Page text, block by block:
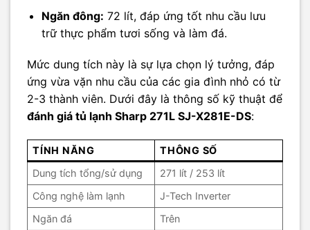
Ngăn đông: 72 lít, đáp ứng tốt nhu cầu lưu
trữ thực phẩm tươi sống và làm đá.
Mức dung tích này là sự lựa chọn lý tưởng, đáp
ứng vừa vặn nhu cầu của các gia đình nhỏ có từ
2-3 thành viên. Dưới đây là thông số kỹ thuật để
đánh giá tủ lạnh Sharp 271L SJ-X281E-DS:
TÍNH NĂNG
THÔNG SỐ
Dung tích tổng/sử dụng
271 lít / 253 lít
Công nghệ làm lạnh
J-Tech Inverter
Ngăn đá
Trên